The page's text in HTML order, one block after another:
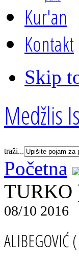
Kur'an
Kontakt
Skip
Medžlis
traži...
Početna
08/10 2016
ALIBEGOVIĆ